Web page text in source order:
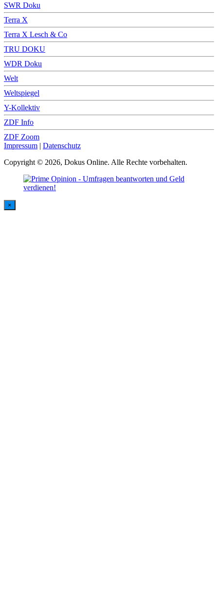
SWR Doku
Terra X
Terra X Lesch & Co
TRU DOKU
WDR Doku
Welt
Weltspiegel
Y-Kollektiv
ZDF Info
ZDF Zoom
Impressum | Datenschutz
Copyright © 2026, Dokus Online. Alle Rechte vorbehalten.
×